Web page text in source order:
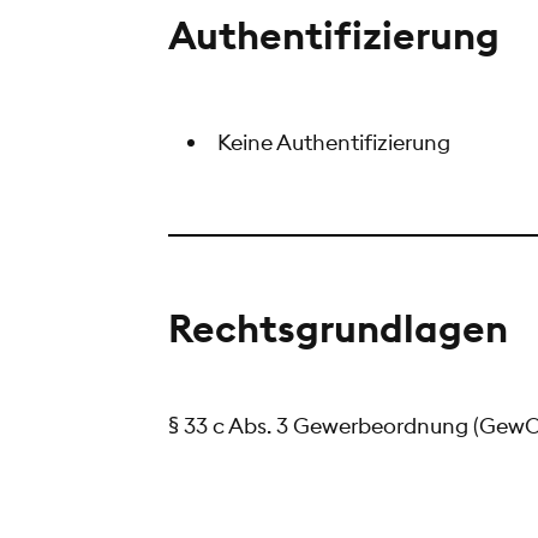
Authentifizierung
Keine Authentifizierung
Rechtsgrundlagen
§ 33 c Abs. 3 Gewerbeordnung